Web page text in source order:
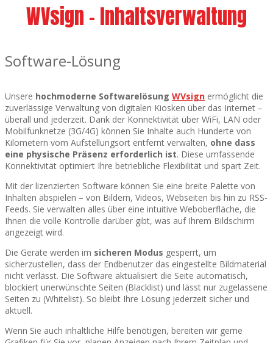
WVsign - Inhaltsverwaltung
Software-Lösung
Unsere hochmoderne Softwarelösung WVsign ermöglicht die
zuverlässige Verwaltung von digitalen Kiosken über das Internet –
überall und jederzeit. Dank der Konnektivität über WiFi, LAN oder
Mobilfunknetze (3G/4G) können Sie Inhalte auch Hunderte von
Kilometern vom Aufstellungsort entfernt verwalten, ohne dass
eine physische Präsenz erforderlich ist. Diese umfassende
Konnektivität optimiert Ihre betriebliche Flexibilität und spart Zeit.
Mit der lizenzierten Software können Sie eine breite Palette von
Inhalten abspielen – von Bildern, Videos, Webseiten bis hin zu RSS-
Feeds. Sie verwalten alles über eine intuitive Weboberfläche, die
Ihnen die volle Kontrolle darüber gibt, was auf Ihrem Bildschirm
angezeigt wird.
Die Geräte werden im sicheren Modus gesperrt, um
sicherzustellen, dass der Endbenutzer das eingestellte Bildmaterial
nicht verlässt. Die Software aktualisiert die Seite automatisch,
blockiert unerwünschte Seiten (Blacklist) und lässt nur zugelassene
Seiten zu (Whitelist). So bleibt Ihre Lösung jederzeit sicher und
aktuell.
Wenn Sie auch inhaltliche Hilfe benötigen, bereiten wir gerne